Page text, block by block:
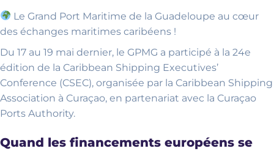
Le Grand Port Maritime de la Guadeloupe au cœur
des échanges maritimes caribéens !
Du 17 au 19 mai dernier, le GPMG a participé à la 24e
édition de la Caribbean Shipping Executives’
Conference (CSEC), organisée par la Caribbean Shipping
Association à Curaçao, en partenariat avec la Curaçao
Ports Authority.
Quand les financements européens se